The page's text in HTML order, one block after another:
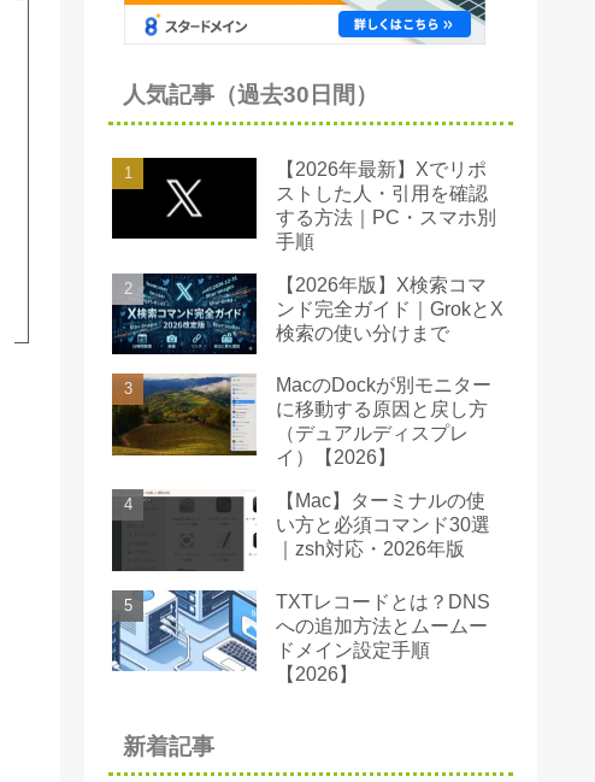
人気記事（過去30日間）
【2026年最新】Xでリポ
ストした人・引用を確認
する方法｜PC・スマホ別
手順
【2026年版】X検索コマ
ンド完全ガイド｜GrokとX
検索の使い分けまで
MacのDockが別モニター
に移動する原因と戻し方
（デュアルディスプレ
イ）【2026】
【Mac】ターミナルの使
い方と必須コマンド30選
｜zsh対応・2026年版
TXTレコードとは？DNS
への追加方法とムームー
ドメイン設定手順
【2026】
新着記事